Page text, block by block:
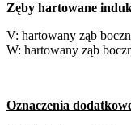
Zęby hartowane
V: hartowany ząb
W: hartowany ząb
Oznaczenia